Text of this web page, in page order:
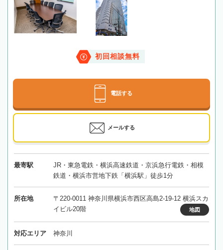
初回相談無料
電話する
メールする
最寄駅
JR・東急電鉄・横浜高速鉄道・京浜急行電鉄・相模
鉄道・横浜市営地下鉄「横浜駅」徒歩1分
所在地
〒220-0011 神奈川県横浜市西区高島2-19-12 横浜スカ
イビル20階
地図
対応エリア 神奈川